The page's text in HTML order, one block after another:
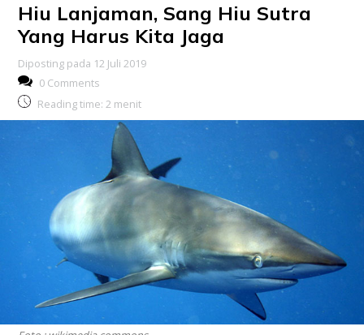
Hiu Lanjaman, Sang Hiu Sutra
Yang Harus Kita Jaga
Diposting pada 12 Juli 2019
0 Comments
Reading time: 2 menit